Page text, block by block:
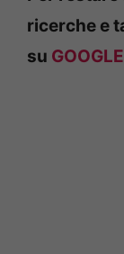
ricerche e
su